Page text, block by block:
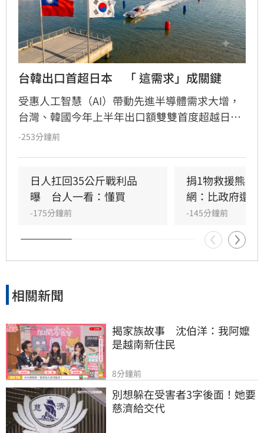
台韓出口首超日本　「 這需求」成關鍵
受惠人工智慧（AI）帶動先進半導體需求大增，
台灣、韓國今年上半年出口額雙雙首度超越日
本。相較之下，日本的優勢主要侷限於半導體相
-253分鐘前
日人扛回35公斤戰利品
曝　台人一看：懂買
-175分鐘前
捐1物救援熊本
網：比政府還有
-145分鐘前
相關新聞
揭家族故事　沈伯洋：我阿嬤
是越南新住民
8分鐘前
別想躲在受害者3字後面！她要
慈濟給交代